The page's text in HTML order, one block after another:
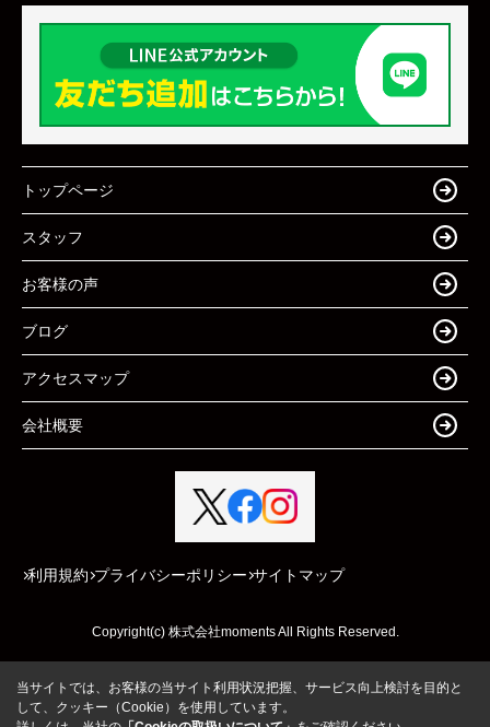
トップページ
スタッフ
お客様の声
ブログ
アクセスマップ
会社概要
利用規約 プライバシーポリシー サイトマップ
Copyright(c) 株式会社moments All Rights Reserved.
当サイトでは、お客様の当サイト利用状況把握、サービス向上検討を目的と
して、クッキー（Cookie）を使用しています。